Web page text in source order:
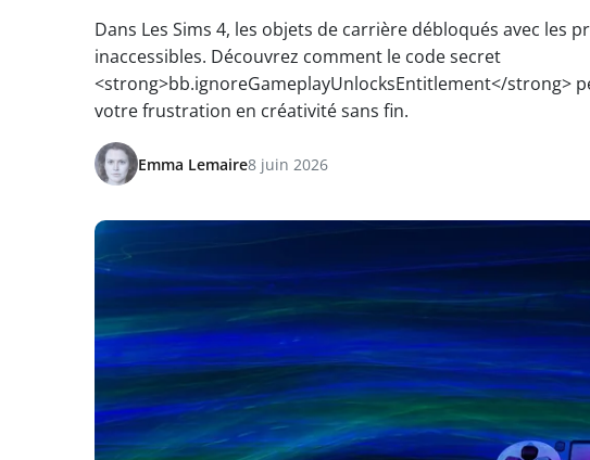
Dans Les Sims 4, les objets de carrière débloqués avec les
inaccessibles. Découvrez comment le code secret
<strong>bb.ignoreGameplayUnlocksEntitlement</strong>
votre frustration en créativité sans fin.
Emma Lemaire8 juin 2026